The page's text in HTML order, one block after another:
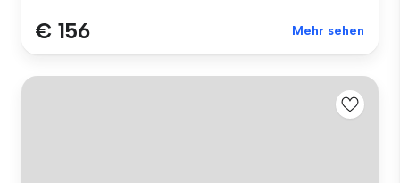
€ 156 Mehr sehen